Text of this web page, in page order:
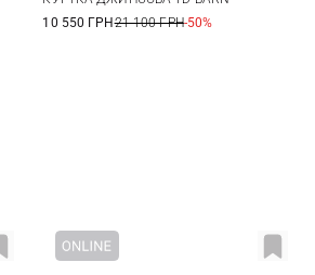
10 550 ГРН21 100 ГРН-50%